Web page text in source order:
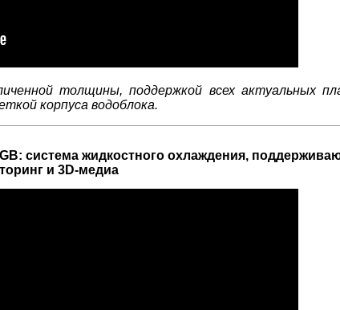
толщины, поддержкой всех актуальных
корпуса водоблока.
система жидкостного охлаждения,
и 3D-медиа